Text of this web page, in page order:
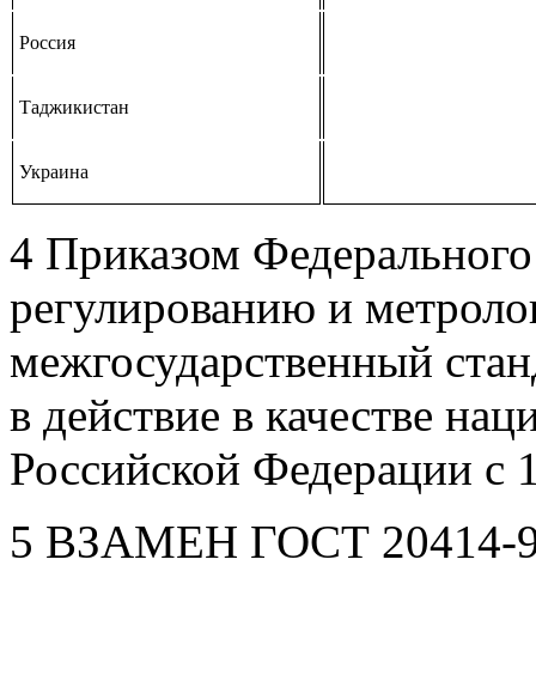
Россия
Таджикистан
Украина
4 Приказом
регулированию и
межгосударственный
в действие в качестве
Российской Федерации с
5 ВЗАМЕН ГОСТ 20414-